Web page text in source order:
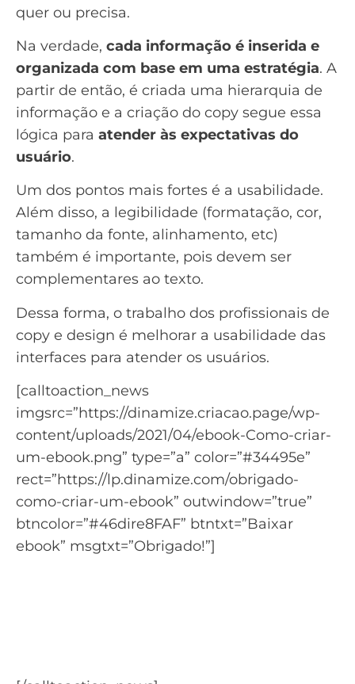
quer ou precisa.
Na verdade, cada informação é inserida e
organizada com base em uma estratégia. A
partir de então, é criada uma hierarquia de
informação e a criação do copy segue essa
lógica para atender às expectativas do
usuário.
Um dos pontos mais fortes é a usabilidade.
Além disso, a legibilidade (formatação, cor,
tamanho da fonte, alinhamento, etc)
também é importante, pois devem ser
complementares ao texto.
Dessa forma, o trabalho dos profissionais de
copy e design é melhorar a usabilidade das
interfaces para atender os usuários.
[calltoaction_news
imgsrc=”https://dinamize.criacao.page/wp-
content/uploads/2021/04/ebook-Como-criar-
um-ebook.png” type=”a” color=”#34495e”
rect=”https://lp.dinamize.com/obrigado-
como-criar-um-ebook” outwindow=”true”
btncolor=”#46dire8FAF” btntxt=”Baixar
ebook” msgtxt=”Obrigado!”]